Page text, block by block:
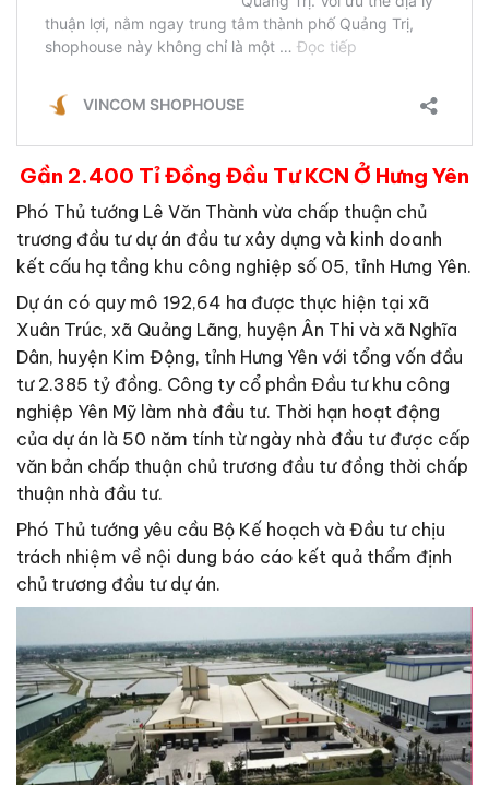
Gần 2.400 Tỉ Đồng Đầu Tư KCN Ở Hưng Yên
Phó Thủ tướng Lê Văn Thành vừa chấp thuận chủ
trương đầu tư dự án đầu tư xây dựng và kinh doanh
kết cấu hạ tầng khu công nghiệp số 05, tỉnh Hưng Yên.
Dự án có quy mô 192,64 ha được thực hiện tại xã
Xuân Trúc, xã Quảng Lãng, huyện Ân Thi và xã Nghĩa
Dân, huyện Kim Động, tỉnh Hưng Yên với tổng vốn đầu
tư 2.385 tỷ đồng. Công ty cổ phần Đầu tư khu công
nghiệp Yên Mỹ làm nhà đầu tư. Thời hạn hoạt động
của dự án là 50 năm tính từ ngày nhà đầu tư được cấp
văn bản chấp thuận chủ trương đầu tư đồng thời chấp
thuận nhà đầu tư.
Phó Thủ tướng yêu cầu Bộ Kế hoạch và Đầu tư chịu
trách nhiệm về nội dung báo cáo kết quả thẩm định
chủ trương đầu tư dự án.